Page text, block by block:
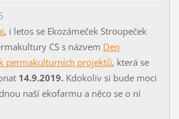
, i letos se Ekozámeček Stroupeček
CS s názvem Den
permakulturních projektů, která se
14.9.2019.Kdokoliv si bude moci
naší ekofarmu a něco se o ní